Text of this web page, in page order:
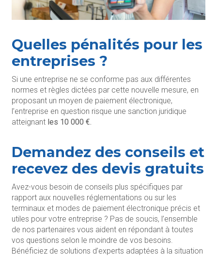
Quelles pénalités pour les
entreprises ?
Si une entreprise ne se conforme pas aux différentes
normes et règles dictées par cette nouvelle mesure, en
proposant un moyen de paiement électronique,
l’entreprise en question risque une sanction juridique
atteignant les 10 000 €.
Demandez des conseils et
recevez des devis gratuits
Avez-vous besoin de conseils plus spécifiques par
rapport aux nouvelles réglementations ou sur les
terminaux et modes de paiement électronique précis et
utiles pour votre entreprise ? Pas de soucis, l’ensemble
de nos partenaires vous aident en répondant à toutes
vos questions selon le moindre de vos besoins.
Bénéficiez de solutions d’experts adaptées à la situation